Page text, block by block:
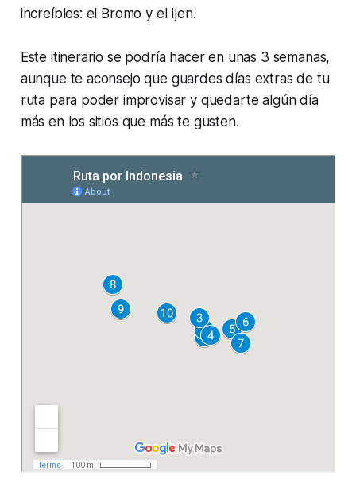
increíbles: el Bromo y el Ijen.
Este itinerario se podría hacer en unas 3 semanas,
aunque te aconsejo que guardes días extras de tu
ruta para poder improvisar y quedarte algún día
más en los sitios que más te gusten.